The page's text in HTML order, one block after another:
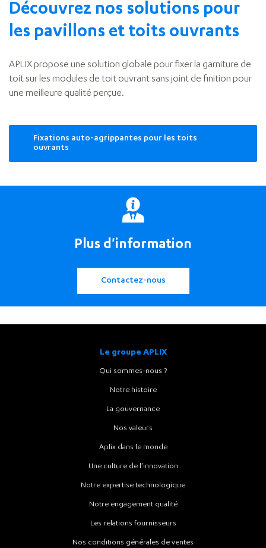
Découvrez nos solutions pour
les pavillons et toits ouvrants
APLIX propose une solution globale pour fixer la garniture de
toit sur les modules de toit ouvrant sans joint de finition pour
une meilleure qualité perçue.
Fixations auto-agrippantes pour les toits
ouvrants
Plus d'information
Contactez-nous
Le groupe APLIX
Qui sommes-nous ?
Notre histoire
La gouvernance
Nos valeurs
Aplix dans le monde
Une culture de l'innovation
Notre expertise technologique
Notre engagement qualité
Les relations fournisseurs
Nos conditions générales de ventes